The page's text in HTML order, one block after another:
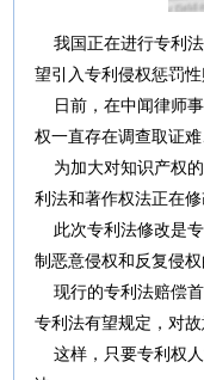
我国正在进行专利法
望引入专利侵权惩罚性
日前，在中闻律师事
权一直存在调查取证难
为加大对知识产权的
利法和著作权法正在修
此次专利法修改是专
制恶意侵权和反复侵
现行的专利法赔偿首
专利法有望规定，对
这样，只要专利权人